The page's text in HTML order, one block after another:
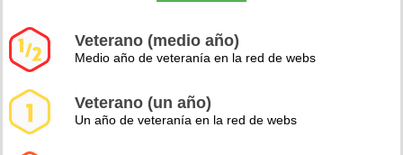
Veterano (medio año)
Medio año de veteranía en la red de webs
Veterano (un año)
Un año de veteranía en la red de webs